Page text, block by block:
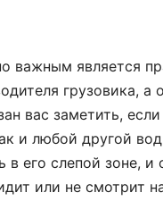
важным является
грузовика, а
вас заметить,
и любой другой
в его слепой зоне, и
или не смотрит